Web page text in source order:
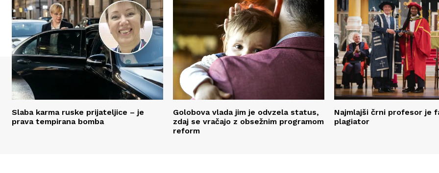
Slaba karma ruske prijateljice – je
prava tempirana bomba
Golobova vlada jim je odvzela status,
zdaj se vračajo z obsežnim programom
reform
Najmlajši črni profesor je
plagiator